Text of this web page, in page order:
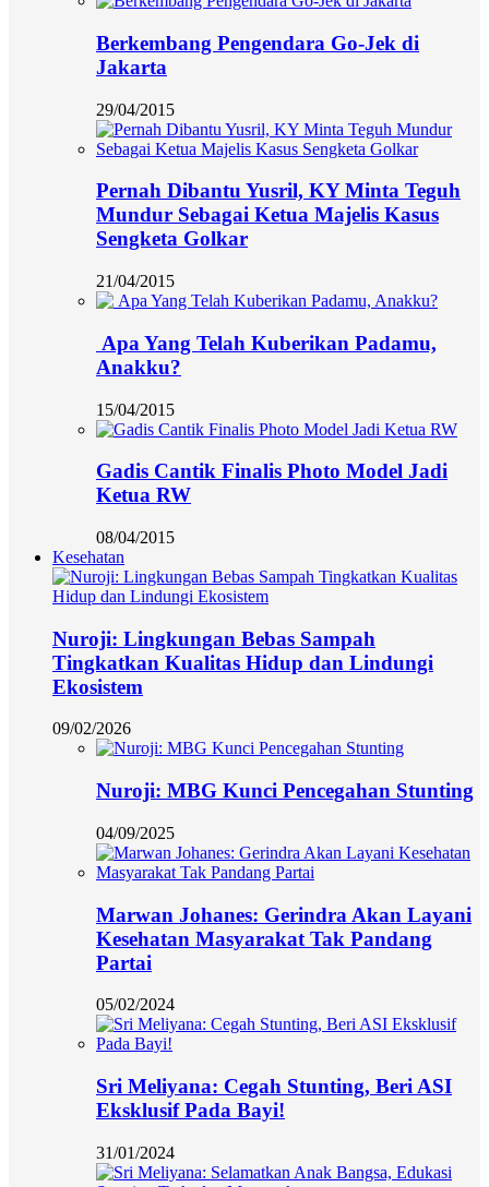
Berkembang Pengendara Go-Jek di
Jakarta
29/04/2015
Pernah Dibantu Yusril, KY Minta Teguh
Mundur Sebagai Ketua Majelis Kasus
Sengketa Golkar
21/04/2015
Apa Yang Telah Kuberikan Padamu,
Anakku?
15/04/2015
Gadis Cantik Finalis Photo Model Jadi
Ketua RW
08/04/2015
Kesehatan
Nuroji: Lingkungan Bebas Sampah
Tingkatkan Kualitas Hidup dan Lindungi
Ekosistem
09/02/2026
Nuroji: MBG Kunci Pencegahan Stunting
04/09/2025
Marwan Johanes: Gerindra Akan Layani
Kesehatan Masyarakat Tak Pandang
Partai
05/02/2024
Sri Meliyana: Cegah Stunting, Beri ASI
Eksklusif Pada Bayi!
31/01/2024